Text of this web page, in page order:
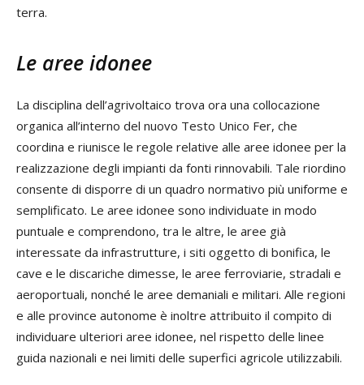
terra.
Le aree idonee
La disciplina dell’agrivoltaico trova ora una collocazione
organica all’interno del nuovo Testo Unico Fer, che
coordina e riunisce le regole relative alle aree idonee per la
realizzazione degli impianti da fonti rinnovabili. Tale riordino
consente di disporre di un quadro normativo più uniforme e
semplificato. Le aree idonee sono individuate in modo
puntuale e comprendono, tra le altre, le aree già
interessate da infrastrutture, i siti oggetto di bonifica, le
cave e le discariche dimesse, le aree ferroviarie, stradali e
aeroportuali, nonché le aree demaniali e militari. Alle regioni
e alle province autonome è inoltre attribuito il compito di
individuare ulteriori aree idonee, nel rispetto delle linee
guida nazionali e nei limiti delle superfici agricole utilizzabili.